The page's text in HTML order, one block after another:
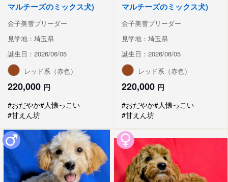
マルチーズのミックス犬)
金子美雪ブリーダー
見学地：埼玉県
誕生日：2026/06/05
レッド系（赤色）
220,000 円
#おだやか#人懐っこい
#甘えん坊
マルチーズのミックス犬)
金子美雪ブリーダー
見学地：埼玉県
誕生日：2026/06/05
レッド系（赤色）
220,000 円
#おだやか#人懐っこい
#甘えん坊